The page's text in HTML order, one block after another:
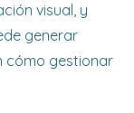
visual, y
generar
cómo gestionar